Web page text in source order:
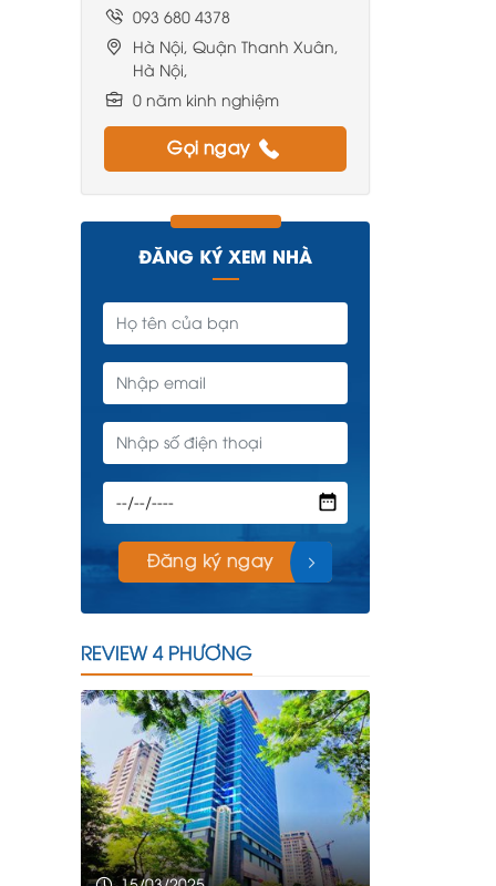
093 680 4378
Hà Nội, Quận Thanh Xuân,
Hà Nội,
0 năm kinh nghiệm
Gọi ngay
ĐĂNG KÝ XEM NHÀ
Đăng ký ngay
REVIEW 4 PHƯƠNG